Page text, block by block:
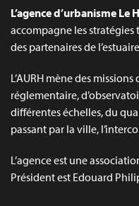
L’agence d’urbanisme Le
accompagne les stratégies
des partenaires de
L’AURH mène des
réglementaire,
différentes échelles, du
passant par la ville,
L’agence est une
Président est Edouard